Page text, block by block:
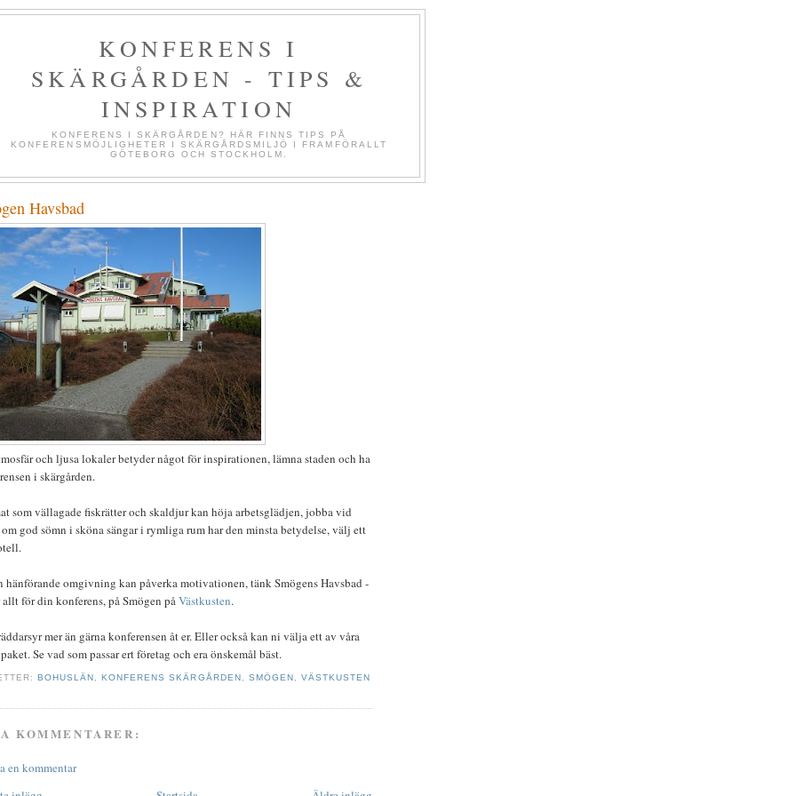
KONFERENS I
SKÄRGÅRDEN - TIPS &
INSPIRATION
KONFERENS I SKÄRGÅRDEN? HÄR FINNS TIPS PÅ
KONFERENSMÖJLIGHETER I SKÄRGÅRDSMILJÖ I FRAMFÖRALLT
GÖTEBORG OCH STOCKHOLM.
Havsbad
och ljusa lokaler betyder något för inspirationen, lämna staden och ha
i skärgården.
som vällagade fiskrätter och skaldjur kan höja arbetsglädjen, jobba vid
god sömn i sköna sängar i rymliga rum har den minsta betydelse, välj ett
hänförande omgivning kan påverka motivationen, tänk Smögens Havsbad -
för din konferens, på Smögen påVästkusten.
mer än gärna konferensen åt er. Eller också kan ni välja ett av våra
Se vad som passar ert företag och era önskemål bäst.
BOHUSLÄN ,KONFERENS SKÄRGÅRDEN SMÖGEN VÄSTKUSTEN
KOMMENTARER:
en kommentar